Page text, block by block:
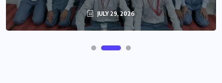
JULY 29, 2026